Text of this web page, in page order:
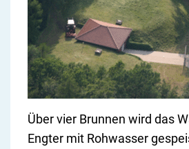
Über vier Brunnen wird das
Engter mit Rohwasser